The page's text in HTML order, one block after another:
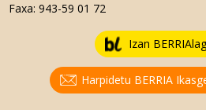
Faxa: 943-59 01 72
Izan
Harpidetu BERRIA